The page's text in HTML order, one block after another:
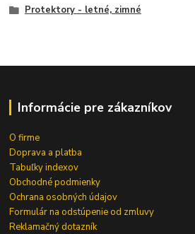
Protektory - letné, zimné
Informácie pre zákazníkov
O firme
Doprava a platba
Tabuľky indexov
Obchodné podmienky
Ochrana osobných údajov
Formulár na odstúpenie od zmluvy
Reklamačný dotazník